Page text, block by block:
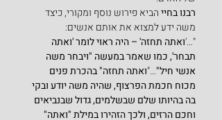
רבנו בחיי הביא פירוש נוסף ומקורי, כיצד
משה ידע למצוא את אותם אנשים:
"…'ואתה תחזה' – היה ראוי לומר 'ואתה
תבחר', כמו שאמר במעשה "ויבחר משה
אנשי חיל"…"ואתה תחזה" בהכרת פנים
מכוח חכמת הפרצוף, שהיה משה יודע ובקי
בה בהיותו שלם שבשלמים, גדול שבנביאים
וחכם הרזים, ולכך הזהירו במילת "ואתה"